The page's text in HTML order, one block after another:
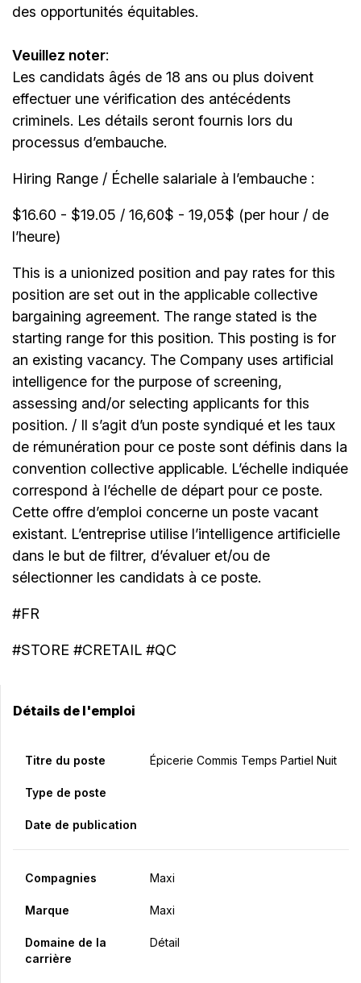
des opportunités équitables.
Veuillez noter:
Les candidats âgés de 18 ans ou plus doivent
effectuer une vérification des antécédents
criminels. Les détails seront fournis lors du
processus d’embauche.
Hiring Range / Échelle salariale à l’embauche :
$16.60 - $19.05 / 16,60$ - 19,05$ (per hour / de
l’heure)
This is a unionized position and pay rates for this
position are set out in the applicable collective
bargaining agreement. The range stated is the
starting range for this position. This posting is for
an existing vacancy. The Company uses artificial
intelligence for the purpose of screening,
assessing and/or selecting applicants for this
position. / Il s’agit d’un poste syndiqué et les taux
de rémunération pour ce poste sont définis dans la
convention collective applicable. L’échelle indiquée
correspond à l’échelle de départ pour ce poste.
Cette offre d’emploi concerne un poste vacant
existant. L’entreprise utilise l’intelligence artificielle
dans le but de filtrer, d’évaluer et/ou de
sélectionner les candidats à ce poste.
#FR
#STORE #CRETAIL #QC
Détails de l'emploi
Titre du poste Épicerie Commis Temps Partiel Nuit
Type de poste
Date de publication
Compagnies Maxi
Marque Maxi
Domaine de la
carrière
Détail